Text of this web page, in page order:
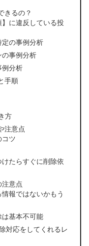
きるの？
に違反している投
の事例分析
の事例分析
例分析
手順
方
注意点
コツ
たらすぐに削除依
意点
報ではないかもう
基本不可能
対応をしてくれるレ